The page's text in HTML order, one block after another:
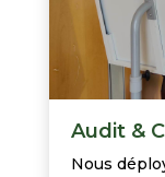
Audit &
Nous